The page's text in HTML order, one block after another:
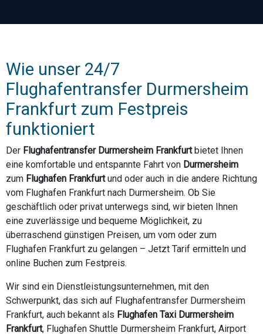
Wie unser 24/7
Flughafentransfer Durmersheim
Frankfurt zum Festpreis
funktioniert
Der Flughafentransfer Durmersheim Frankfurtbietet Ihnen
eine komfortable und entspannte Fahrt von Durmersheim
zum Flughafen Frankfurtund oder auch in die andere Richtung
vom Flughafen Frankfurt nach Durmersheim. Ob Sie
geschäftlich oder privat unterwegs sind, wir bieten Ihnen
eine zuverlässige und bequeme Möglichkeit, zu
überraschend günstigen Preisen, um vom oder zum
Flughafen Frankfurt zu gelangen – Jetzt Tarif ermitteln und
online Buchen zum Festpreis.
Wir sind ein Dienstleistungsunternehmen, mit den
Schwerpunkt, das sich auf Flughafentransfer Durmersheim
Frankfurt, auch bekannt als Flughafen Taxi Durmersheim
Frankfurt, Flughafen Shuttle Durmersheim Frankfurt, Airport